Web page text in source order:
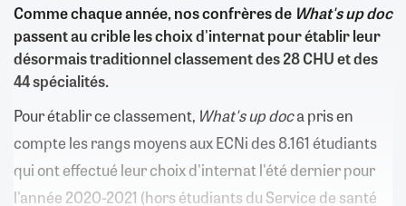
Comme chaque année, nos confrères de What's up doc
passent au crible les choix d'internat pour établir leur
désormais traditionnel classement des 28 CHU et des
44 spécialités.
Pour établir ce classement, What's up doca pris en
compte les rangs moyens aux ECNi des 8.161 étudiants
qui ont effectué leur choix d'internat l'été dernier pour
l'année 2020-2021 (hors étudiants du Service de santé